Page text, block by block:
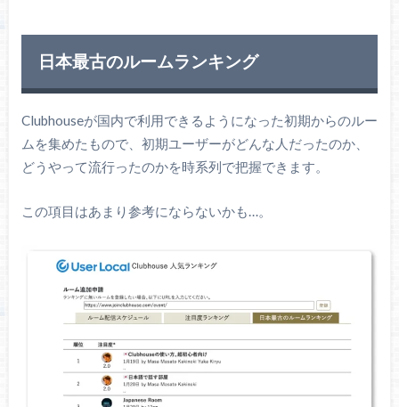
日本最古のルームランキング
Clubhouseが国内で利用できるようになった初期からのルー
ムを集めたもので、初期ユーザーがどんな人だったのか、
どうやって流行ったのかを時系列で把握できます。
この項目はあまり参考にならないかも…。